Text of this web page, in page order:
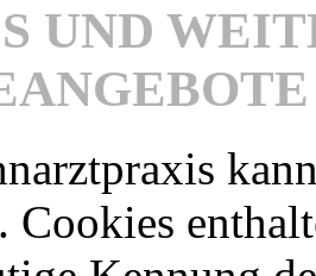
UND
Cookies